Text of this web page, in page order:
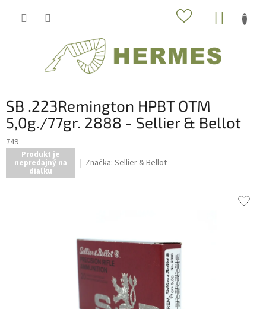
SB .223Remington HPBT OTM
5,0g./77gr. 2888 - Sellier & Bellot
749
Produkt je
nepredajný na
diaľku
Značka: Sellier & Bellot